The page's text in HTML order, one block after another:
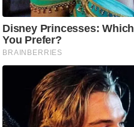
g
N
e
w
s
फ